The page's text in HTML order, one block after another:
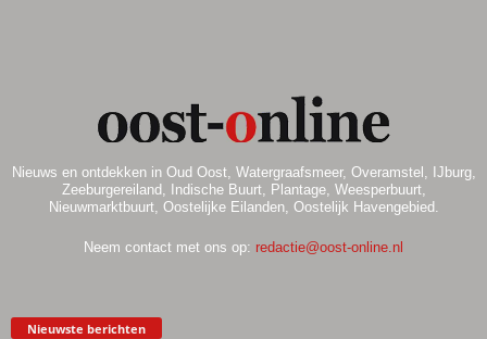
Nieuws en ontdekken in Oud Oost, Watergraafsmeer, Overamstel, IJburg,
Zeeburgereiland, Indische Buurt, Plantage, Weesperbuurt,
Nieuwmarktbuurt, Oostelijke Eilanden, Oostelijk Havengebied.
Neem contact met ons op: redactie@oost-online.nl
Nieuwste berichten